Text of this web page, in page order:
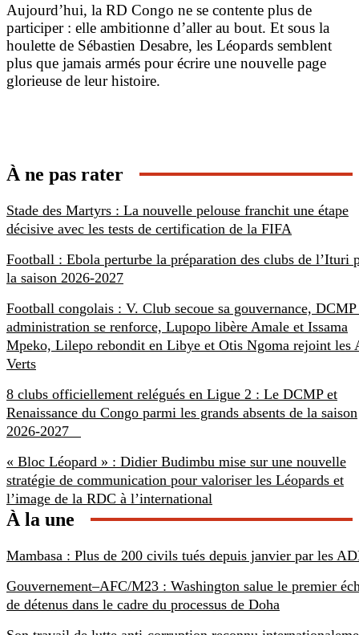
Aujourd’hui, la RD Congo ne se contente plus de
participer : elle ambitionne d’aller au bout. Et sous la
houlette de Sébastien Desabre, les Léopards semblent
plus que jamais armés pour écrire une nouvelle page
glorieuse de leur histoire.
À ne pas rater
Stade des Martyrs : La nouvelle pelouse franchit une étape
décisive avec les tests de certification de la FIFA
Football : Ebola perturbe la préparation des clubs de l’Ituri
la saison 2026-2027
Football congolais : V. Club secoue sa gouvernance, DCMP
administration se renforce, Lupopo libère Amale et Issama
Mpeko, Lilepo rebondit en Libye et Otis Ngoma rejoint les
Verts
8 clubs officiellement relégués en Ligue 2 : Le DCMP et
Renaissance du Congo parmi les grands absents de la saison
2026-2027
« Bloc Léopard » : Didier Budimbu mise sur une nouvelle
stratégie de communication pour valoriser les Léopards et
l’image de la RDC à l’international
À la une
Mambasa : Plus de 200 civils tués depuis janvier par les
Gouvernement–AFC/M23 : Washington salue le premier
de détenus dans le cadre du processus de Doha